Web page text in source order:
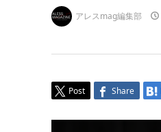
アレスmag編集部
Post Share